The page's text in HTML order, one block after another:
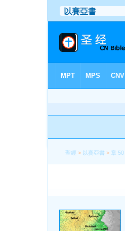
聖經 > 以賽亞書 > 章 50